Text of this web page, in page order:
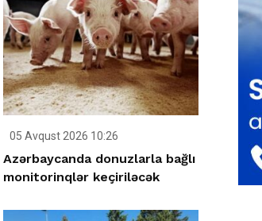
05 Avqust 2026 10:26
Azərbaycanda donuzlarla bağlı
monitorinqlər keçiriləcək